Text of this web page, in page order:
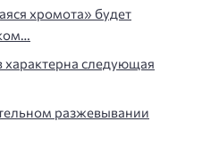
хромота» будет
следующая
разжевывании